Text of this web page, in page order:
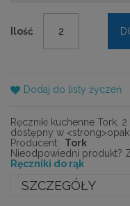
Ilość
Dodaj do listy życzeń
Ręczniki kuchenne Tork,
dostępny w
Producent:
Tork
Nieodpowiedni produkt?
Ręczniki do rąk
SZCZEGÓŁY